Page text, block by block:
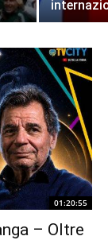
01:20:55
– Oltre